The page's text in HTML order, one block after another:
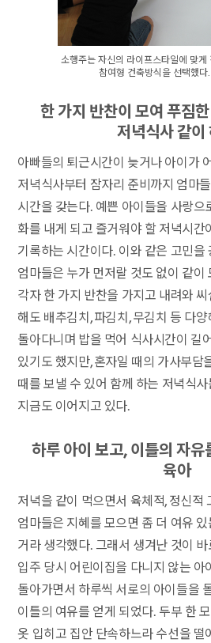
소행주는 자신의 라이프스타일에 맞게
참여형 건축방식을 선택했
한 가지 반찬이 모여 푸짐
저녁식사 같이
아빠들의 퇴근시간이 늦거나 아이가
저녁식사부터 잠자리 준비까지 엄마들
시간을 갖는다. 예쁜 아이들을 사랑으
화를 내게 되고 즐거워야 할 저녁시간
기록하는 시간이다. 이와 같은 고민을
엄마들은 누가 먼저랄 것도 없이 같이
각자 한 가지 반찬을 가지고 내려와
해도 배추김치, 파김치, 무김치 등 다양
돌아다니며 밥을 먹어 식사시간이 길
있기도 했지만, 혼자일 때의 가사부담
때를 보낼 수 있어 함께 하는 저녁식
지금도 이어지고 있다.
하루 아이 보고, 이틀의 자유
육아
저녁을 같이 먹으면서 육체적, 정신적
엄마들은 지혜를 모으면 좀 더 여유
거라 생각했다. 그래서 생겨난 것이 바
입주 당시 어린이집을 다니지 않는 아
돌아가면서 하루씩 서로의 아이들을
이틀의 여유를 얻게 되었다. 두부 한
옷 입히고 집안 단속하느라 수선을 떨